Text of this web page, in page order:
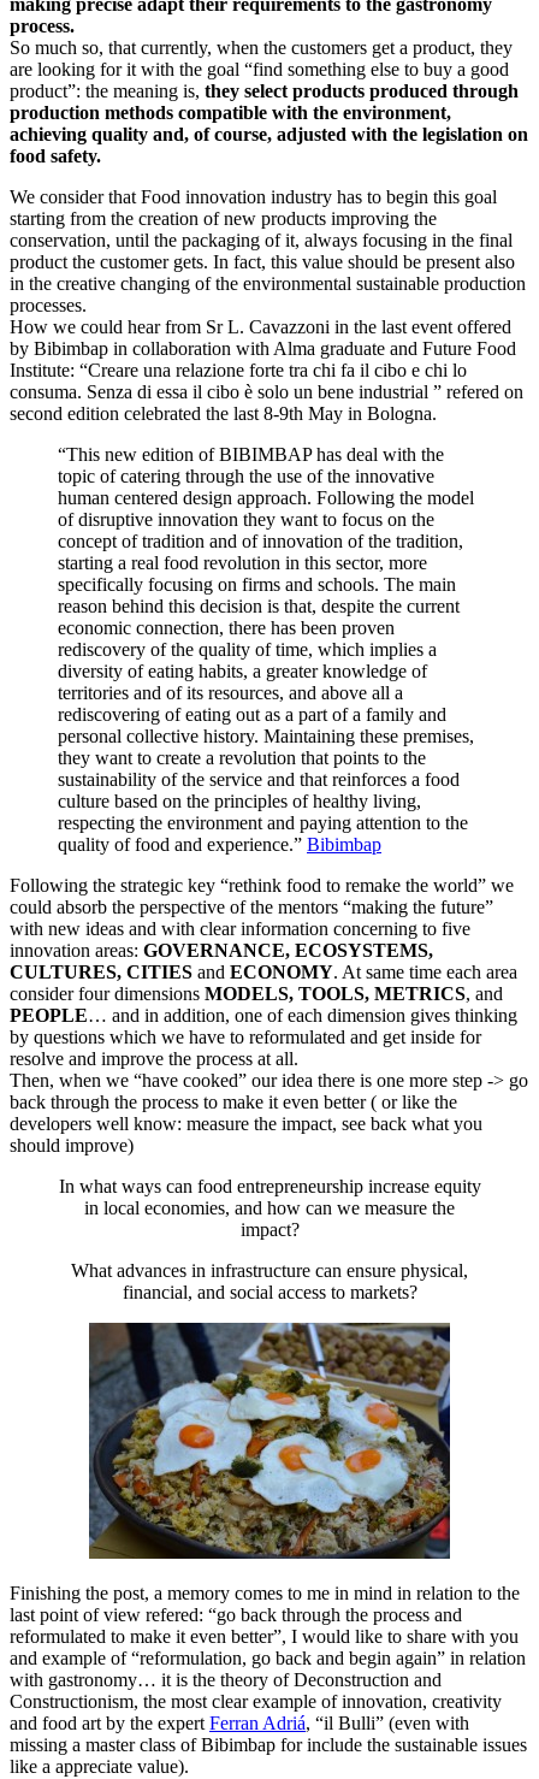
making precise adapt their requirements to the gastronomy
process.
So much so, that currently, when the customers get a product, they
are looking for it with the goal “find something else to buy a good
product”: the meaning is, they select products produced through
production methods compatible with the environment,
achieving quality and, of course, adjusted with the legislation on
food safety.
We consider that Food innovation industry has to begin this goal
starting from the creation of new products improving the
conservation, until the packaging of it, always focusing in the final
product the customer gets. In fact, this value should be present also
in the creative changing of the environmental sustainable production
processes.
How we could hear from Sr L. Cavazzoni in the last event offered
by Bibimbap in collaboration with Alma graduate and Future Food
Institute: “Creare una relazione forte tra chi fa il cibo e chi lo
consuma. Senza di essa il cibo è solo un bene industrial ” refered on
second edition celebrated the last 8-9th May in Bologna.
“This new edition of BIBIMBAP has deal with the
topic of catering through the use of the innovative
human centered design approach. Following the model
of disruptive innovation they want to focus on the
concept of tradition and of innovation of the tradition,
starting a real food revolution in this sector, more
specifically focusing on firms and schools. The main
reason behind this decision is that, despite the current
economic connection, there has been proven
rediscovery of the quality of time, which implies a
diversity of eating habits, a greater knowledge of
territories and of its resources, and above all a
rediscovering of eating out as a part of a family and
personal collective history. Maintaining these premises,
they want to create a revolution that points to the
sustainability of the service and that reinforces a food
culture based on the principles of healthy living,
respecting the environment and paying attention to the
quality of food and experience.” Bibimbap
Following the strategic key “rethink food to remake the world” we
could absorb the perspective of the mentors “making the future”
with new ideas and with clear information concerning to five
innovation areas: GOVERNANCE, ECOSYSTEMS,
CULTURES, CITIES and ECONOMY. At same time each area
consider four dimensions MODELS, TOOLS, METRICS, and
PEOPLE… and in addition, one of each dimension gives thinking
by questions which we have to reformulated and get inside for
resolve and improve the process at all.
Then, when we “have cooked” our idea there is one more step -> go
back through the process to make it even better ( or like the
developers well know: measure the impact, see back what you
should improve)
In what ways can food entrepreneurship increase equity
in local economies, and how can we measure the
impact?
What advances in infrastructure can ensure physical,
financial, and social access to markets?
Finishing the post, a memory comes to me in mind in relation to the
last point of view refered: “go back through the process and
reformulated to make it even better”, I would like to share with you
and example of “reformulation, go back and begin again” in relation
with gastronomy… it is the theory of Deconstruction and
Constructionism, the most clear example of innovation, creativity
and food art by the expert Ferran Adriá, “il Bulli” (even with
missing a master class of Bibimbap for include the sustainable issues
like a appreciate value).